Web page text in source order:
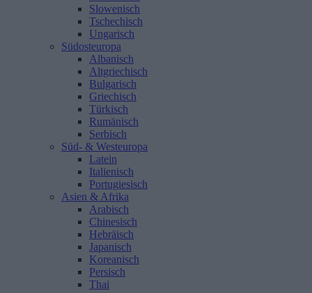
Slowenisch
Tschechisch
Ungarisch
Südosteuropa
Albanisch
Altgriechisch
Bulgarisch
Griechisch
Türkisch
Rumänisch
Serbisch
Süd- & Westeuropa
Latein
Italienisch
Portugiesisch
Asien & Afrika
Arabisch
Chinesisch
Hebräisch
Japanisch
Koreanisch
Persisch
Thai